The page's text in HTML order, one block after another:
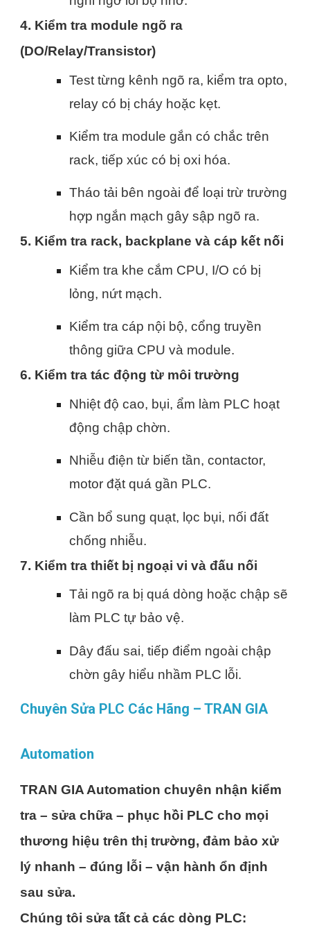
4. Kiểm tra module ngõ ra
(DO/Relay/Transistor)
Test từng kênh ngõ ra, kiểm tra opto,
relay có bị cháy hoặc kẹt.
Kiểm tra module gắn có chắc trên
rack, tiếp xúc có bị oxi hóa.
Tháo tải bên ngoài để loại trừ trường
hợp ngắn mạch gây sập ngõ ra.
5. Kiểm tra rack, backplane và cáp kết nối
Kiểm tra khe cắm CPU, I/O có bị
lỏng, nứt mạch.
Kiểm tra cáp nội bộ, cổng truyền
thông giữa CPU và module.
6. Kiểm tra tác động từ môi trường
Nhiệt độ cao, bụi, ẩm làm PLC hoạt
động chập chờn.
Nhiễu điện từ biến tần, contactor,
motor đặt quá gần PLC.
Cần bổ sung quạt, lọc bụi, nối đất
chống nhiễu.
7. Kiểm tra thiết bị ngoại vi và đấu nối
Tải ngõ ra bị quá dòng hoặc chập sẽ
làm PLC tự bảo vệ.
Dây đấu sai, tiếp điểm ngoài chập
chờn gây hiểu nhầm PLC lỗi.
Chuyên Sửa PLC Các Hãng – TRAN GIA
Automation
TRAN GIA Automation chuyên nhận kiểm
tra – sửa chữa – phục hồi PLC cho mọi
thương hiệu trên thị trường, đảm bảo xử
lý nhanh – đúng lỗi – vận hành ổn định
sau sửa.
Chúng tôi sửa tất cả các dòng PLC: